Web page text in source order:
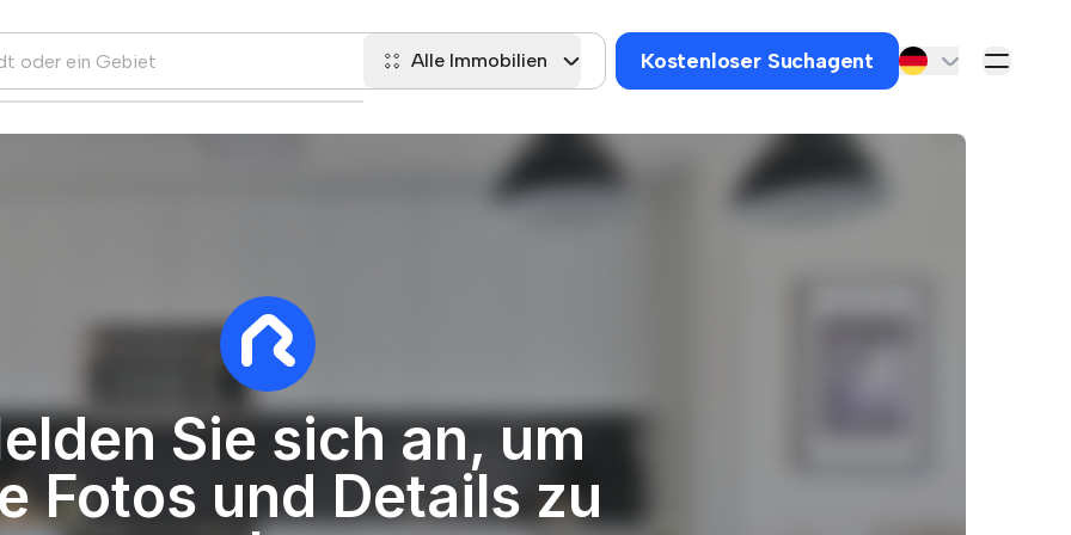
Alle Immobilien Kostenloser Suchagent
Sie sich an, um
Fotos und Details zu